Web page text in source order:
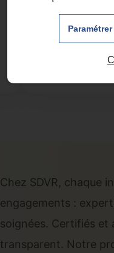
En savoir plus
Chez SDVR, chaque
engagements :
soignées. Certifiés et
transparent. Notre